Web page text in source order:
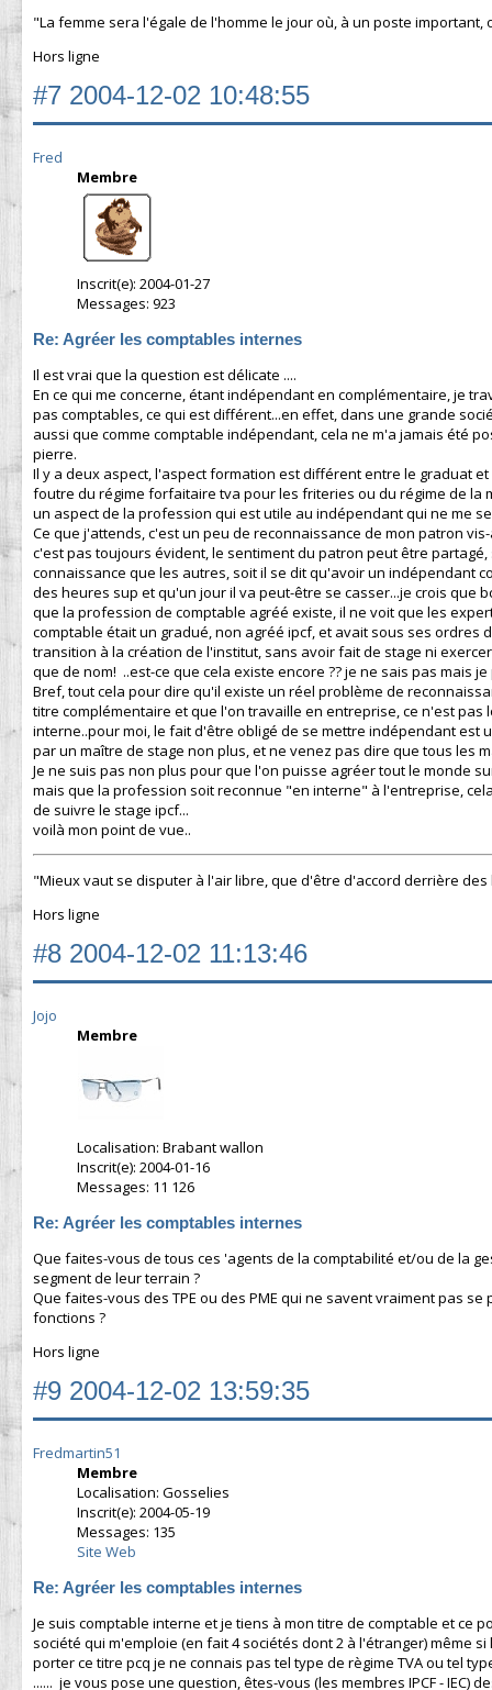
"La femme sera l'égale de l'homme le jour où, à un poste
Hors ligne
#7 2004-12-02 10:48:55
Fred
Membre
Inscrit(e): 2004-01-27
Messages: 923
Re: Agréer les comptables internes
Il est vrai que la question est délicate ....
En ce qui me concerne, étant indépendant en complémentaire, je
pas comptables, ce qui est différent...en effet, dans une grande
aussi que comme comptable indépendant, cela ne m'a jamais été
pierre.
Il y a deux aspect, l'aspect formation est différent entre le graduat
foutre du régime forfaitaire tva pour les friteries ou du régime de la
un aspect de la profession qui est utile au indépendant qui ne me
Ce que j'attends, c'est un peu de reconnaissance de mon patron
c'est pas toujours évident, le sentiment du patron peut être
connaissance que les autres, soit il se dit qu'avoir un indépendant
des heures sup et qu'un jour il va peut-être se casser...je crois que
que la profession de comptable agréé existe, il ne voit que les
comptable était un gradué, non agréé ipcf, et avait sous ses
transition à la création de l'institut, sans avoir fait de stage ni
que de nom! ..est-ce que cela existe encore ?? je ne sais pas mais
Bref, tout cela pour dire qu'il existe un réel problème de
titre complémentaire et que l'on travaille en entreprise, ce n'est
interne..pour moi, le fait d'être obligé de se mettre indépendant
par un maître de stage non plus, et ne venez pas dire que tous les
Je ne suis pas non plus pour que l'on puisse agréer tout le monde
mais que la profession soit reconnue "en interne" à l'entreprise,
de suivre le stage ipcf...
voilà mon point de vue..
"Mieux vaut se disputer à l'air libre, que d'être d'accord derrière
Hors ligne
#8 2004-12-02 11:13:46
Jojo
Membre
Localisation: Brabant wallon
Inscrit(e): 2004-01-16
Messages: 11 126
Re: Agréer les comptables internes
Que faites-vous de tous ces 'agents de la comptabilité et/ou de la
segment de leur terrain ?
Que faites-vous des TPE ou des PME qui ne savent vraiment pas
fonctions ?
Hors ligne
#9 2004-12-02 13:59:35
Fredmartin51
Membre
Localisation: Gosselies
Inscrit(e): 2004-05-19
Messages: 135
Site Web
Re: Agréer les comptables internes
Je suis comptable interne et je tiens à mon titre de comptable et ce
société qui m'emploie (en fait 4 sociétés dont 2 à l'étranger) même
porter ce titre pcq je ne connais pas tel type de règime TVA ou tel
...... je vous pose une question, êtes-vous (les membres IPCF -